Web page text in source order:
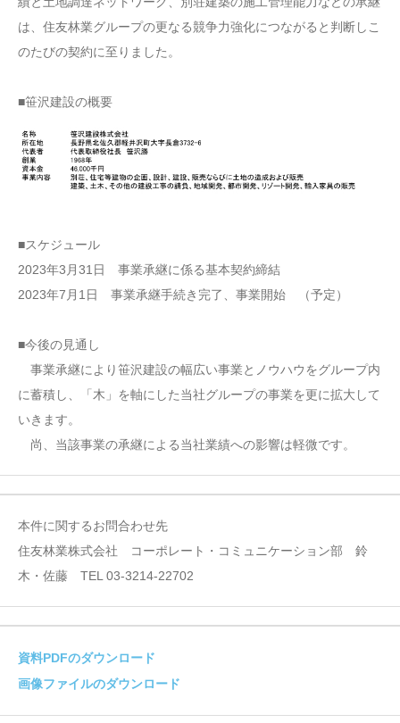
は、住友林業グループの更なる競争力強化につながると判断しこ
のたびの契約に至りました。
■笹沢建設の概要
■スケジュール
2023年3月31日 事業承継に係る基本契約締結
2023年7月1日 事業承継手続き完了、事業開始 （予定）
■今後の見通し
事業承継により笹沢建設の幅広い事業とノウハウをグループ内
に蓄積し、「木」を軸にした当社グループの事業を更に拡大して
いきます。
尚、当該事業の承継による当社業績への影響は軽微です。
本件に関するお問合わせ先
住友林業株式会社 コーポレート・コミュニケーション部 鈴
木・佐藤 TEL 03-3214-22702
資料PDFのダウンロード
画像ファイルのダウンロード